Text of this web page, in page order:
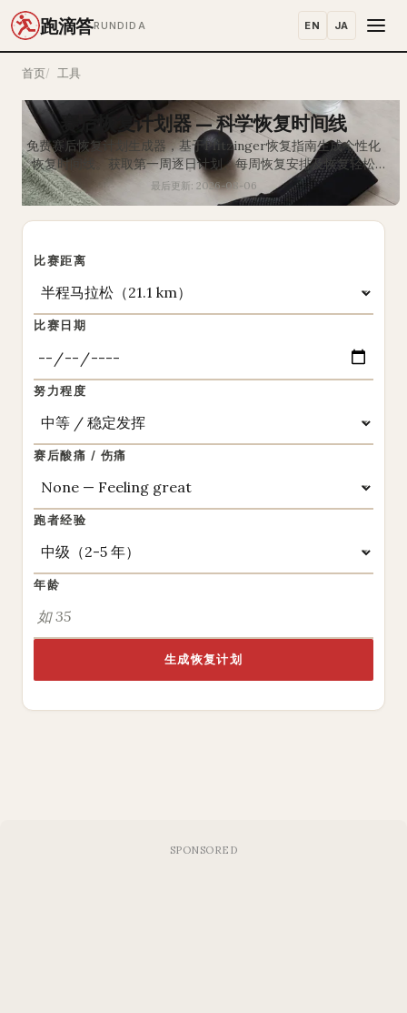
跑滴答RUNDIDA EN JA
首页 工具
赛后恢复计划器 — 科学恢复时间线
免费赛后恢复计划生成器，基于Pfitzinger恢复指南生成个性化
恢复时间线。获取第一周逐日计划、每周恢复安排及恢复轻松
跑、节奏跑和间歇训练的里程碑日期。
最后更新: 2026-08-06
比赛距离
比赛日期
努力程度
赛后酸痛 / 伤痛
跑者经验
年龄
生成恢复计划